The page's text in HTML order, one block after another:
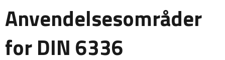
Anvendelsesområder
for DIN 6336